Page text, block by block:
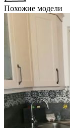
Похожие модели